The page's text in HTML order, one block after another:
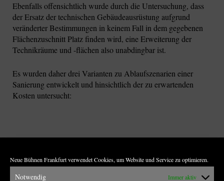
Neue Bühnen Frankfurt verwendet Cookies, um Website und Service zu optimieren.
Notwendig Immer aktiv
Ebenfalls offensichtlich wurde durch die Untersuchung, dass
der Ersatz der technischen Gebäudeausrüstung aufgrund
veränderter Bestimmungen in keinem Fall in dem gegebenen
Flächenzuschnitt Platz finden wird, eine Erweiterung der
Technikräume und -flächen also unabdingbar ist.
Es wurden daher drei Varianten zu Ablaufszenarien einer
Sanierung entwickelt und hinsichtlich der zu erwartenden
Kosten untersucht: